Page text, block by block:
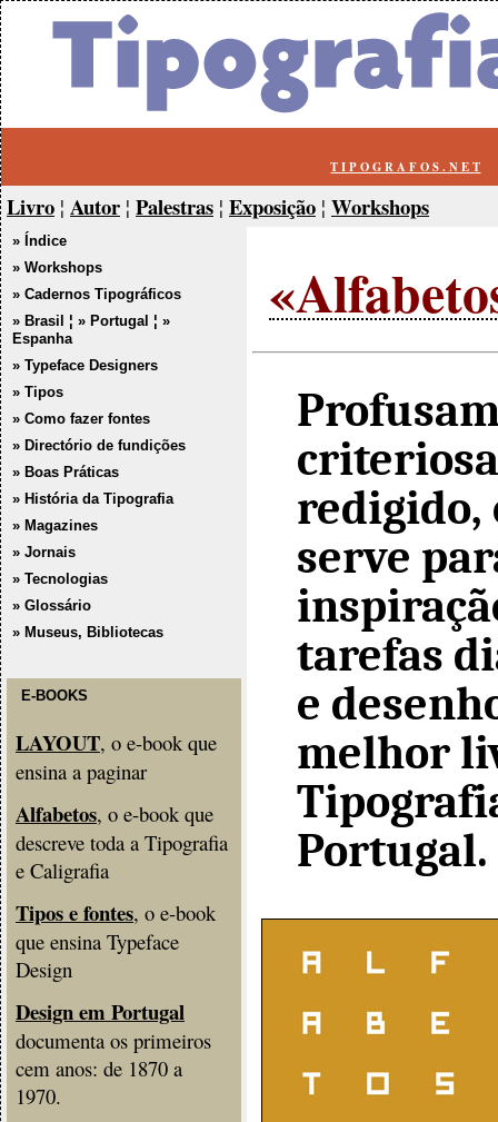
T I P O G R A F O S . N E T
Livro ¦ Autor ¦ Palestras ¦ Exposição ¦ Workshops
» Índice
» Workshops
» Cadernos Tipográficos
» Brasil ¦ » Portugal ¦ »
Espanha
» Typeface Designers
» Tipos
» Como fazer fontes
» Directório de fundições
» Boas Práticas
» História da Tipografia
» Magazines
» Jornais
» Tecnologias
» Glossário
» Museus, Bibliotecas
E-BOOKS
LAYOUT, o e-book que
ensina a paginar
Alfabetos, o e-book que
descreve toda a Tipografia
e Caligrafia
Tipos e fontes, o e-book
que ensina Typeface
Design
Design em Portugal
documenta os primeiros
cem anos: de 1870 a
1970.
redigido,
serve
tarefas
e
melhor
Portugal.